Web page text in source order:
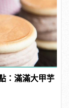
：滿滿大甲芋